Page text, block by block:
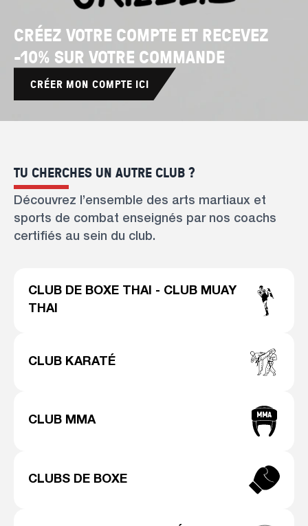
CRÉEZ VOTRE COMPTE ET RECEVEZ
-10% SUR VOTRE COMMANDE
CRÉER MON COMPTE ICI
TU CHERCHES UN AUTRE CLUB ?
Découvrez l’ensemble des arts martiaux et
sports de combat enseignés par nos coachs
certifiés au sein du club.
CLUB DE BOXE THAI - CLUB MUAY
THAI
CLUB KARATÉ
CLUB MMA
CLUBS DE BOXE